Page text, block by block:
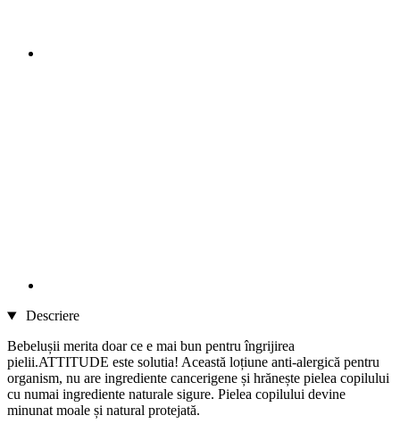
Descriere
Bebelușii merita doar ce e mai bun pentru îngrijirea
pielii.ATTITUDE este solutia! Această loțiune anti-alergică pentru
organism, nu are ingrediente cancerigene și hrănește pielea copilului
cu numai ingrediente naturale sigure. Pielea copilului devine
minunat moale și natural protejată.